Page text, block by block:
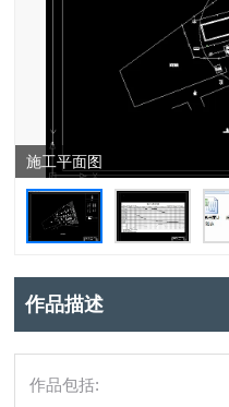
施工平面图
作品描述
作品包括: